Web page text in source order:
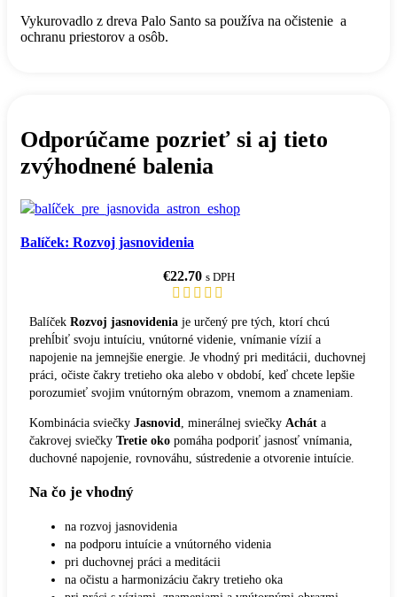
Vykurovadlo z dreva Palo Santo sa používa na očistenie a
ochranu priestorov a osôb.
Odporúčame pozrieť si aj tieto
zvýhodnené balenia
Balíček: Rozvoj jasnovidenia
€22.70 s DPH
Balíček Rozvoj jasnovidenia je určený pre tých, ktorí chcú
prehĺbiť svoju intuíciu, vnútorné videnie, vnímanie vízií a
napojenie na jemnejšie energie. Je vhodný pri meditácii, duchovnej
práci, očiste čakry tretieho oka alebo v období, keď chcete lepšie
porozumieť svojim vnútorným obrazom, vnemom a znameniam.
Kombinácia sviečky Jasnovid, minerálnej sviečky Achát a
čakrovej sviečky Tretie oko pomáha podporiť jasnosť vnímania,
duchovné napojenie, rovnováhu, sústredenie a otvorenie intuície.
Na čo je vhodný
na rozvoj jasnovidenia
na podporu intuície a vnútorného videnia
pri duchovnej práci a meditácii
na očistu a harmonizáciu čakry tretieho oka